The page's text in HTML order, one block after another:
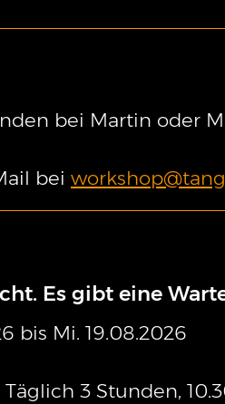
bei Martin oder
bei
Es gibt eine
bis Mi. 19.08.2026
3 Stunden,